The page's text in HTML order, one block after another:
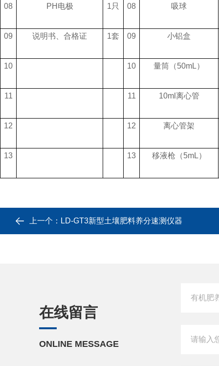
08 PH电极 1只 08 吸球
09 说明书、合格证 1套 09 小铝盒
10 10 量筒（50mL）
11 11 10ml离心管
12 12 离心管架
13 13 移液枪（5mL）
上一个： LD-GT3新型土壤肥料养分速测仪器
在线留言
ONLINE MESSAGE